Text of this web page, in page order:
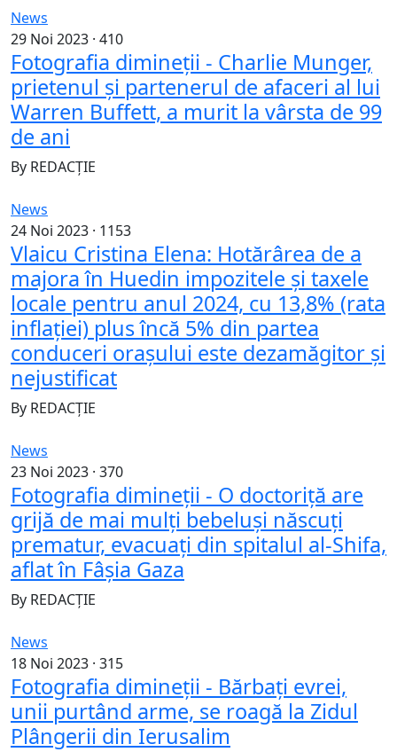
News
29 Noi 2023 · 410
Fotografia dimineții - Charlie Munger,
prietenul şi partenerul de afaceri al lui
Warren Buffett, a murit la vârsta de 99
de ani
By REDACȚIE
News
24 Noi 2023 · 1153
Vlaicu Cristina Elena: Hotărârea de a
majora în Huedin impozitele și taxele
locale pentru anul 2024, cu 13,8% (rata
inflației) plus încă 5% din partea
conduceri orașului este dezamăgitor și
nejustificat
By REDACȚIE
News
23 Noi 2023 · 370
Fotografia dimineții - O doctoriță are
grijă de mai mulți bebeluși născuți
prematur, evacuați din spitalul al-Shifa,
aflat în Fâșia Gaza
By REDACȚIE
News
18 Noi 2023 · 315
Fotografia dimineții - Bărbați evrei,
unii purtând arme, se roagă la Zidul
Plângerii din Ierusalim